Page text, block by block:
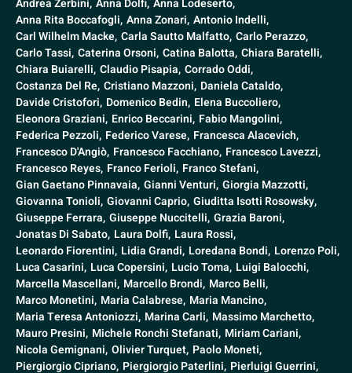
Andrea Zerbini, Anna Dolfi, Anna Lodeserto,
Anna Rita Boccafogli, Anna Zonari, Antonio Indelli,
Carl Wilhelm Macke, Carla Sautto Malfatto, Carlo Perazzo,
Carlo Tassi, Caterina Orsoni, Catina Balotta, Chiara Baratelli,
Chiara Buiarelli, Claudio Pisapia, Corrado Oddi,
Costanza Del Re, Cristiano Mazzoni, Daniela Cataldo,
Davide Cristofori, Domenico Bedin, Elena Buccoliero,
Eleonora Graziani, Enrico Beccarini, Fabio Mangolini,
Federica Pezzoli, Federico Varese, Francesca Alacevich,
Francesco D'Angiò, Francesco Facchiano, Francesco Lavezzi,
Francesco Reyes, Franco Ferioli, Franco Stefani,
Gian Gaetano Pinnavaia, Gianni Venturi, Giorgia Mazzotti,
Giovanna Tonioli, Giovanni Caprio, Giuditta Isotti Rosowsky,
Giuseppe Ferrara, Giuseppe Nuccitelli, Grazia Baroni,
Jonatas Di Sabato, Laura Dolfi, Laura Rossi,
Leonardo Fiorentini, Lidia Grandi, Loredana Bondi, Lorenzo Poli,
Luca Casarini, Luca Copersini, Lucio Toma, Luigi Balocchi,
Marcella Mascellani, Marcello Brondi, Marco Belli,
Marco Monetini, Maria Calabrese, Maria Mancino,
Maria Teresa Antoniozzi, Marina Carli, Massimo Marchetto,
Mauro Presini, Michele Ronchi Stefanati, Miriam Cariani,
Nicola Gemignani, Olivier Turquet, Paolo Moneti,
Piergiorgio Cipriano, Piergiorgio Paterlini, Pierluigi Guerrini,